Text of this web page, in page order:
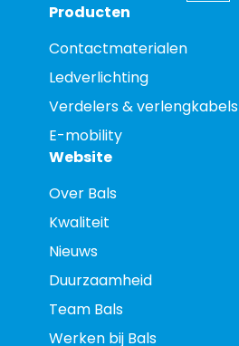
Producten
Contactmaterialen
Ledverlichting
Verdelers & verlengkabels
E-mobility
Website
Over Bals
Kwaliteit
Nieuws
Duurzaamheid
Team Bals
Werken bij Bals